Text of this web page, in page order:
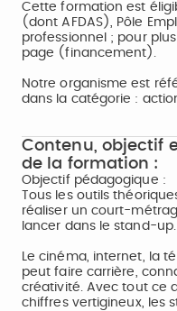
Cette formation est
(dont AFDAS), Pôle
professionnel ; pour
page (financement).
Notre organisme est
dans la catégorie :
Contenu, objectif
de la formation :
Objectif pédagogique :
Tous les outils
réaliser un court-
lancer dans le stand-up.
Le cinéma, internet, la
peut faire carrière,
créativité. Avec tout ce
chiffres vertigineux, les